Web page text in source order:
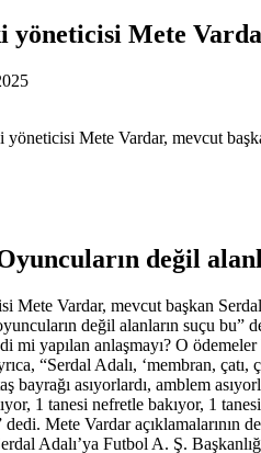
yöneticisi Mete
değil
Mete Vardar, mevcut başkan
değil alanların suçu bu”
mi yapılan anlaşmayı? O
“Serdal Adalı, ‘membran,
bayrağı asıyorlardı, amblem
1 tanesi nefretle bakıyor, 1
Mete Vardar açıklamalarının
Adalı’ya Futbol A. Ş.